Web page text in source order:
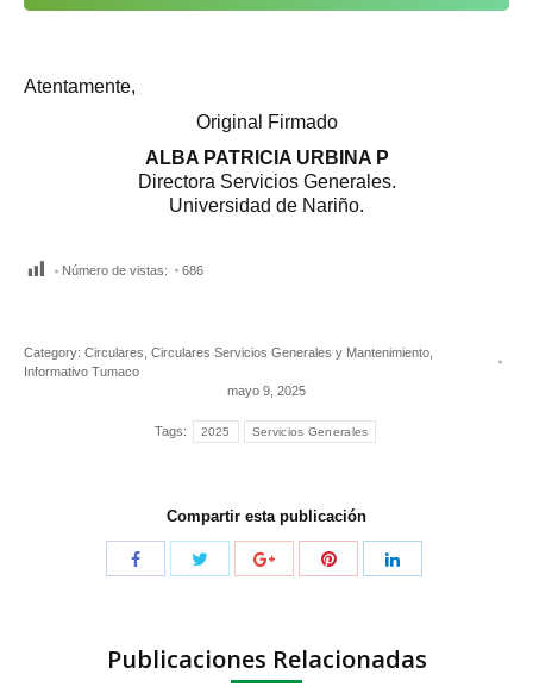
Atentamente,
Original Firmado
ALBA PATRICIA URBINA P
Directora Servicios Generales.
Universidad de Nariño.
Número de vistas: 686
Category: Circulares Circulares Servicios Generales y Mantenimiento
Informativo Tumaco
mayo 9, 2025
Tags: 2025 Servicios Generales
Compartir esta publicación
Publicaciones Relacionadas